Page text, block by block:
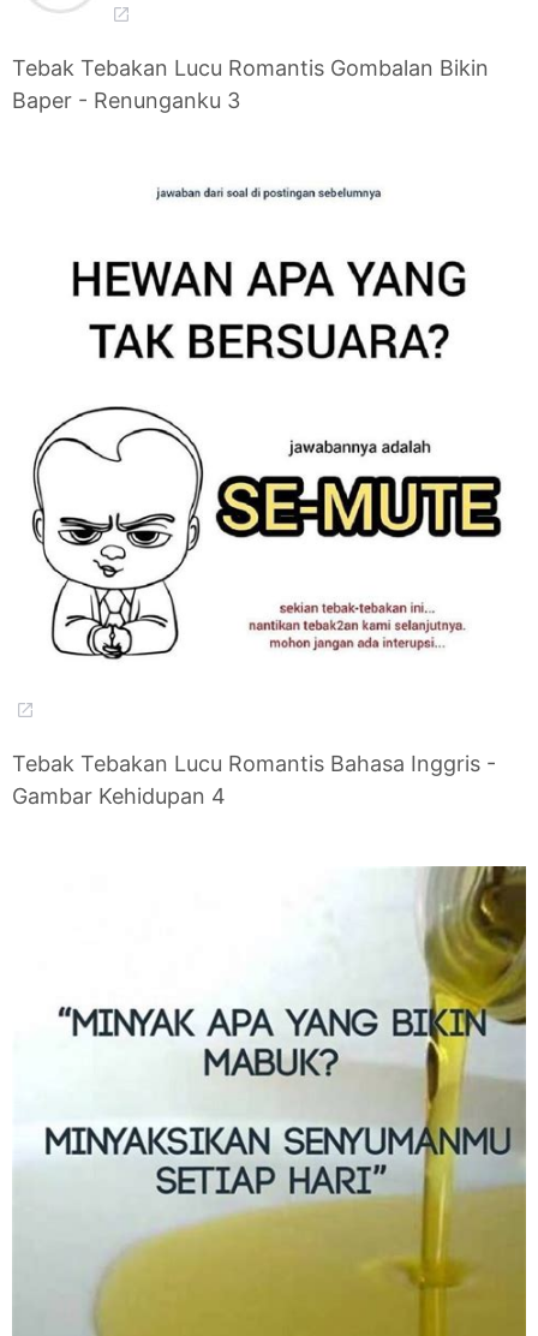
Tebak Tebakan Lucu Romantis Gombalan Bikin
Baper - Renunganku 3
Tebak Tebakan Lucu Romantis Bahasa Inggris -
Gambar Kehidupan 4